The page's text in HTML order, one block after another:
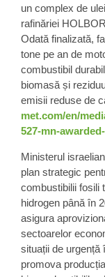
un complex de
rafinăriei
Odată finalizată,
tone pe an de
combustibil
biomasă și
emisii reduse de
met.com/en/
527-mn-
Ministerul israelian
plan strategic
combustibilii fosili
hidrogen până în
asigura
sectoarelor
situații de
promova